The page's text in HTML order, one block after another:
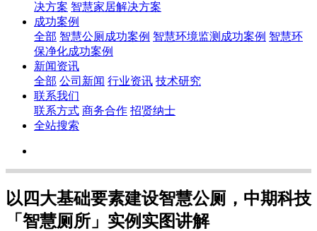
决方案 智慧家居解决方案
成功案例
全部 智慧公厕成功案例 智慧环境监测成功案例 智慧环
保净化成功案例
新闻资讯
全部 公司新闻 行业资讯 技术研究
联系我们
联系方式 商务合作 招贤纳士
全站搜索
以四大基础要素建设智慧公厕，中期科技
「智慧厕所」实例实图讲解